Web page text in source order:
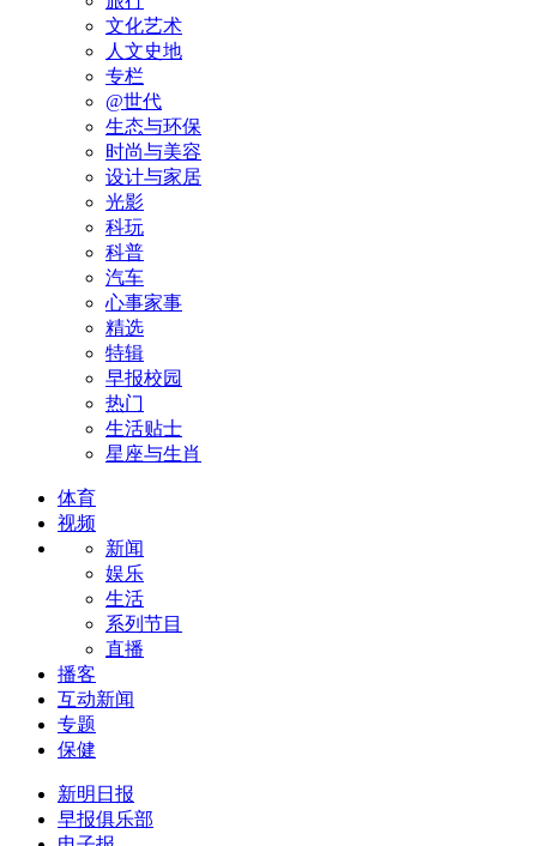
文化艺术
人文史地
专栏
@世代
生态与环保
时尚与美容
设计与家居
光影
科玩
科普
汽车
心事家事
精选
特辑
早报校园
热门
生活贴士
星座与生肖
体育
视频
新闻
娱乐
生活
系列节目
直播
播客
互动新闻
专题
保健
新明日报
早报俱乐部